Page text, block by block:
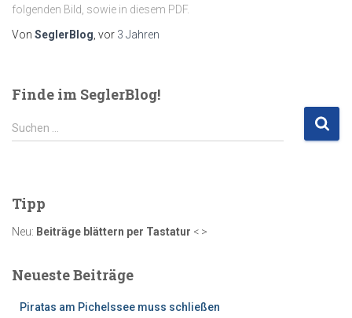
folgenden Bild, sowie in diesem PDF.
Von SeglerBlog, vor 3 Jahren
Finde im SeglerBlog!
S
u
n
n
h
Suchen …
Tipp
Neu: Beiträge blättern per Tastatur < >
Neueste Beiträge
Piratas am Pichelssee muss schließen